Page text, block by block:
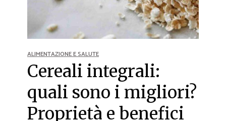
ALIMENTAZIONE E SALUTE
Cereali integrali:
quali sono i migliori?
Proprietà e benefici